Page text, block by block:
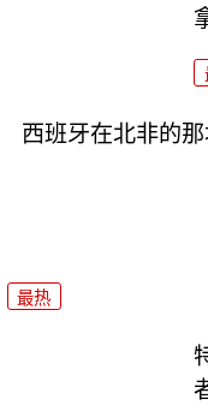
西班牙在北非的
最热